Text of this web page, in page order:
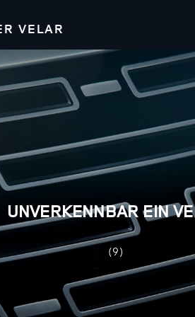
VELAR
UNVERKENNBAR EIN
(9)